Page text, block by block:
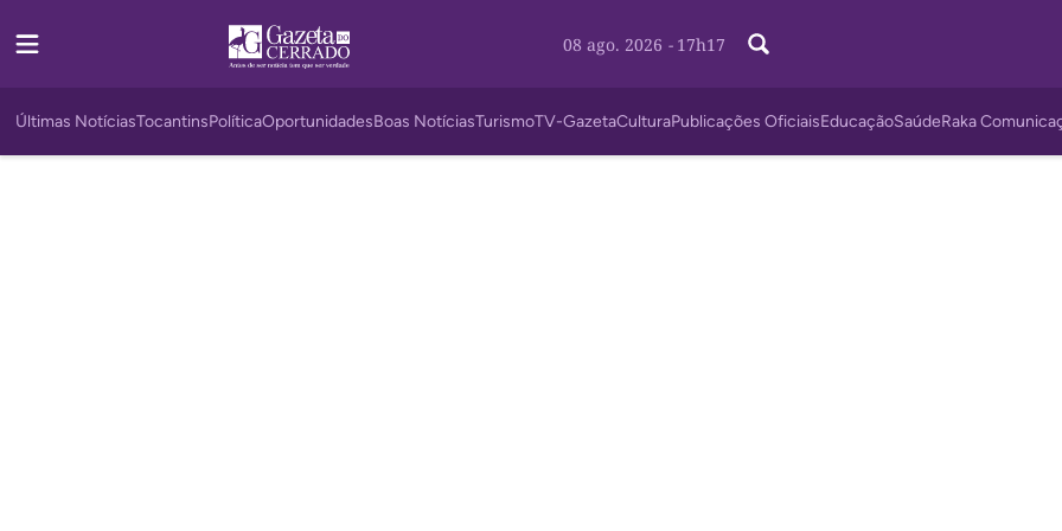
08 ago. 2026 - 17h17
Últimas NotíciasTocantinsPolíticaOportunidadesBoas NotíciasTurismoTV-GazetaCulturaPublicações OficiaisEducaçãoSaúdeRaka